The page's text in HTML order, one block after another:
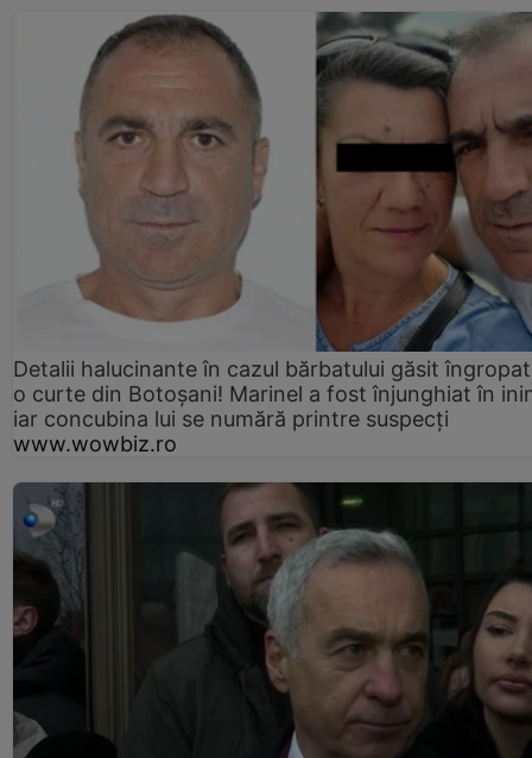
Detalii halucinante în cazul bărbatului găsit
o curte din Botoșani! Marinel a fost înjunghiat în
iar concubina lui se numără printre suspecți
www.wowbiz.ro